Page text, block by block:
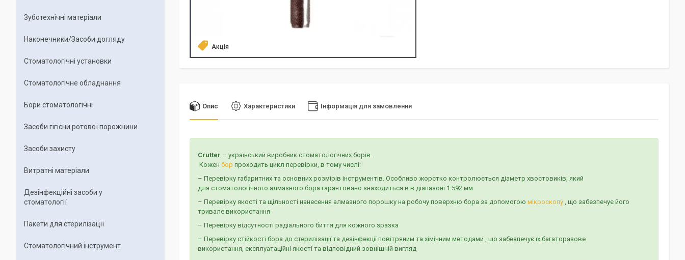
Акція
Опис Характеристики Інформація для замовлення
Crutter – український виробник стоматологічних борів.
Кожен бор проходить цикл перевірки, в тому числі:
– Перевірку габаритних та основних розмірів інструментів. Особливо жорстко контролюється діаметр хвостовиків, який
для стоматологічного алмазного бора гарантовано знаходиться в в діапазоні 1.592 мм
– Перевірку якості та щільності нанесення алмазного порошку на робочу поверхню бора за допомогою мікроскопу , що забезпечує його
тривале використання
– Перевірку відсутності радіального биття для кожного зразка
– Перевірку стійкості бора до стерилізації та дезінфекції повітряним та хімічним методами , що забезпечує їх багаторазове
використання, експлуатаційні якості та відповідний зовнішній вигляд
Зуботехнічні матеріали
Наконечники/Засоби догляду
Стоматологічні установки
Стоматологічне обладнання
Бори стоматологічні
Засоби гігієни ротової порожнини
Засоби захисту
Витратні матеріали
Дезінфекційні засоби у
стоматології
Пакети для стерилізації
Стоматологічний інструмент